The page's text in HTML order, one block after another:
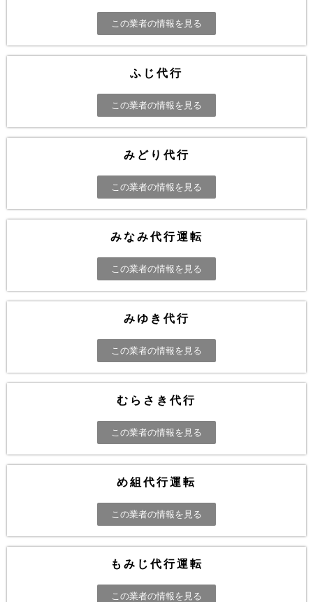
この業者の情報を見る
ふじ代行
この業者の情報を見る
みどり代行
この業者の情報を見る
みなみ代行運転
この業者の情報を見る
みゆき代行
この業者の情報を見る
むらさき代行
この業者の情報を見る
め組代行運転
この業者の情報を見る
もみじ代行運転
この業者の情報を見る